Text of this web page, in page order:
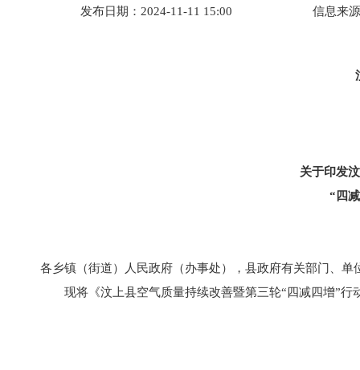
发布日期：2024-11-11 15:00 信息来
关于印发
“四
各乡镇（街道）人民政府（办事处），县政府有关部门、单
现将《汶上县空气质量持续改善暨第三轮“四减四增”